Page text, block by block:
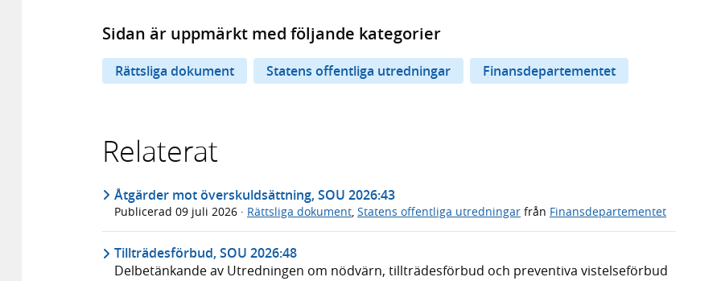
Sidan är uppmärkt med följande kategorier
Rättsliga dokument Statens offentliga utredningar Finansdepartementet
Relaterat
Åtgärder mot överskuldsättning, SOU 2026:43
Publicerad 09 juli 2026 · Rättsliga dokument Statens offentliga utredningar från Finansdepartementet
Tillträdesförbud, SOU 2026:48
Delbetänkande av Utredningen om nödvärn, tillträdesförbud och preventiva vistelseförbud